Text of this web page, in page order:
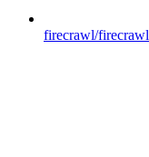
firecrawl/firecrawl